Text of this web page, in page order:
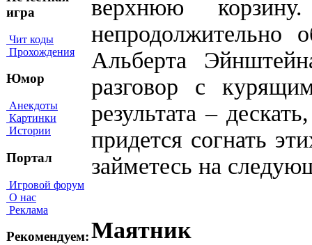
игра
Чит коды
Прохождения
Юмор
Анекдоты
Картинки
Истории
Портал
Игровой форум
О нас
Реклама
Рекомендуем:
верхнюю
непродолжительно
Альберта
разговор с
результата –
придется согнать
займетесь на
Маятник